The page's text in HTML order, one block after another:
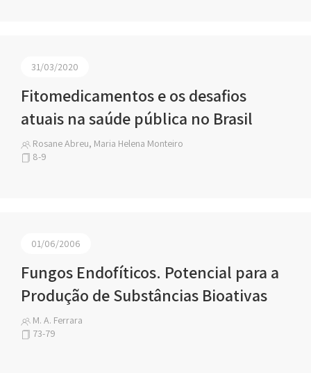
31/03/2020
Fitomedicamentos e os desafios
atuais na saúde pública no Brasil
Rosane Abreu, Maria Helena Monteiro
8-9
01/06/2006
Fungos Endofíticos. Potencial para a
Produção de Substâncias Bioativas
M. A. Ferrara
73-79